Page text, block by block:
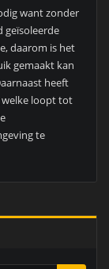
want zonder
geïsoleerde
daarom is het
gemaakt kan
heeft
welke loopt tot
te